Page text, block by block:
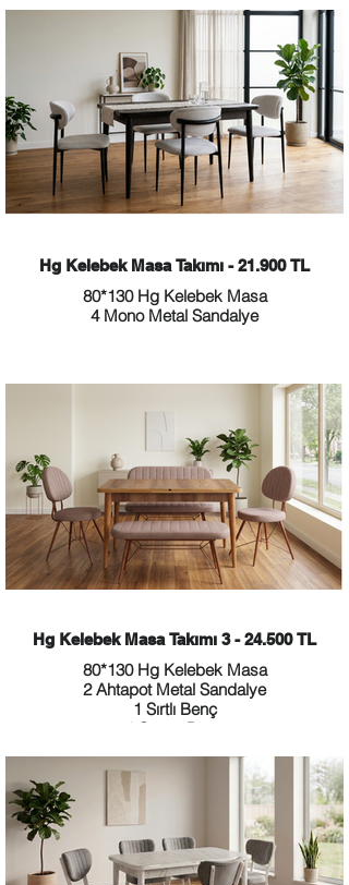
Hg Kelebek Masa Takımı - 21.900 TL
80*130 Hg Kelebek Masa
4 Mono Metal Sandalye
Hg Kelebek Masa Takımı 3 - 24.500 TL
80*130 Hg Kelebek Masa
2 Ahtapot Metal Sandalye
1 Sırtlı Benç
1 Sırtsız Benç